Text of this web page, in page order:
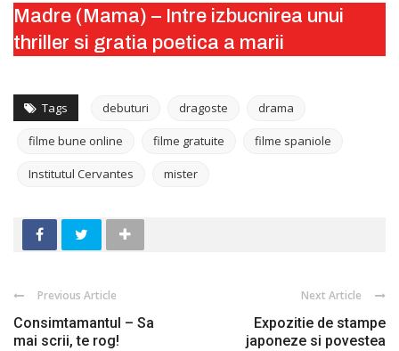
Madre (Mama) – Intre izbucnirea unui
thriller si gratia poetica a marii
Tags debuturi dragoste drama
filme bune online filme gratuite filme spaniole
Institutul Cervantes mister
Previous Article
Consimtamantul – Sa
mai scrii, te rog!
Next Article
Expozitie de stampe
japoneze si povestea